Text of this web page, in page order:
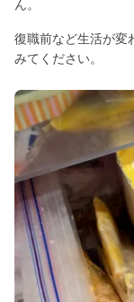
ん。
復職前など生活が変
みてください。